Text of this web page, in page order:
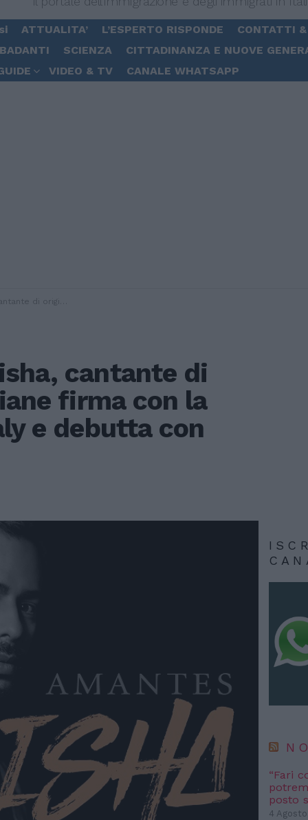
ATTUALITA’ L’ESPERTO RISPONDE
CONTATTI
SCIENZA
CITTADINANZA E NUOVE
VIDEO & TV CANALE WHATSAPP
Music Italy e debutta con “Amantes”
cantante di
firma con la
e debutta con
“Fari
posto
4